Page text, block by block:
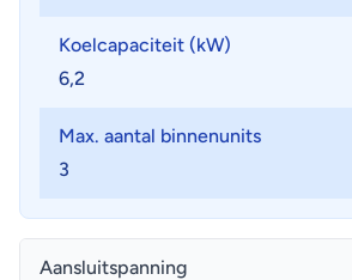
Koelcapaciteit (kW)
6,2
Max. aantal binnenunits
3
Aansluitspanning